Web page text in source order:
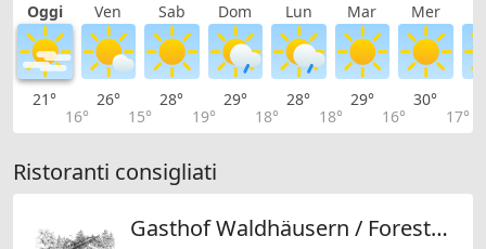
Oggi Ven Sab Dom Lun Mar Mer
21°
16°
26°
15°
28°
19°
29°
18°
28°
18°
29°
16°
30°
17°
Ristoranti consigliati
Gasthof Waldhäusern / Foresthaus AG